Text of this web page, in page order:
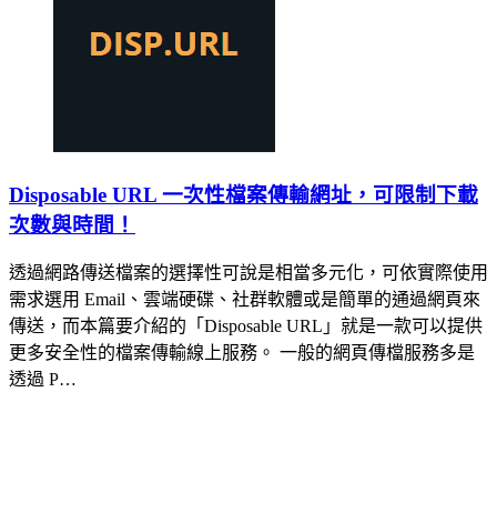
Disposable URL 一次性檔案傳輸網址，可限制下載
次數與時間！
透過網路傳送檔案的選擇性可說是相當多元化，可依實際使用
需求選用 Email、雲端硬碟、社群軟體或是簡單的通過網頁來
傳送，而本篇要介紹的「Disposable URL」就是一款可以提供
更多安全性的檔案傳輸線上服務。 一般的網頁傳檔服務多是
透過 P…